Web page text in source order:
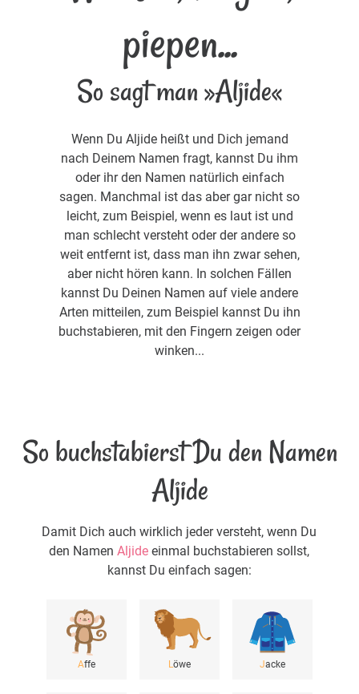
piepen...
So sagt man »Aljide«
Wenn Du Aljide heißt und Dich jemand
nach Deinem Namen fragt, kannst Du ihm
oder ihr den Namen natürlich einfach
sagen. Manchmal ist das aber gar nicht so
leicht, zum Beispiel, wenn es laut ist und
man schlecht versteht oder der andere so
weit entfernt ist, dass man ihn zwar sehen,
aber nicht hören kann. In solchen Fällen
kannst Du Deinen Namen auf viele andere
Arten mitteilen, zum Beispiel kannst Du ihn
buchstabieren, mit den Fingern zeigen oder
winken...
So buchstabierst Du den Namen
Aljide
Damit Dich auch wirklich jeder versteht, wenn Du
den NamenAljide einmal buchstabieren sollst,
kannst Du einfach sagen:
Affe Löwe Jacke